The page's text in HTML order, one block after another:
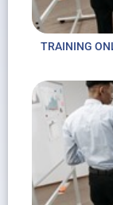
TRAINING